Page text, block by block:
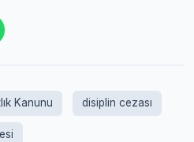
Kanunu disiplin cezası